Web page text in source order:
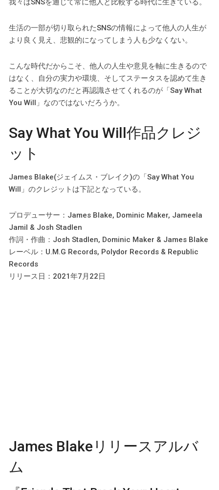
我々はSNSを通じて常に他人と比較する時代に生きている。
生活の一部が切り取られたSNSの情報によって他人の人生が
より良く見え、悲観的になってしまう人も少なくない。
こんな時代だからこそ、他人の人生や意見を軸に生きるので
はなく、自分の実力や環境、そしてステータスを認めて生き
ることが大切なのだと再認識させてくれるのが「Say What
You Will」なのではないだろうか。
Say What You Will作品クレジ
ット
James Blake(ジェイムス・ブレイク)の「Say What You
Will」のクレジットは下記となっている。
プロデューサー：James Blake, Dominic Maker, Jameela
Jamil & Josh Stadlen
作詞・作曲：Josh Stadlen, Dominic Maker & James Blake
レーベル：U.M.G Records, Polydor Records & Republic
Records
リリース日：2021年7月22日
James Blakeリリースアルバ
ム